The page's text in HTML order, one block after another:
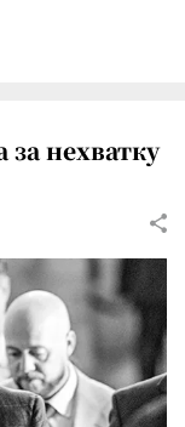
за нехватку